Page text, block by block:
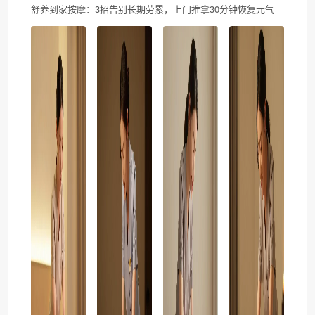
舒养到家按摩：3招告别长期劳累，上门推拿30分钟恢复元气